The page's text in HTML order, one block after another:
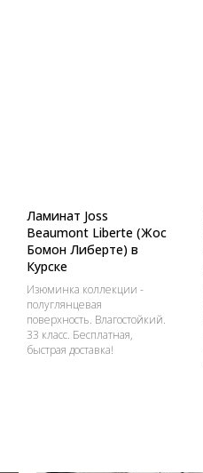
Ламинат Joss
Beaumont Liberte (Жос
Бомон Либерте) в
Курске
Изюминка коллекции -
полуглянцевая
поверхность. Влагостойкий.
33 класс. Бесплатная,
быстрая доставка!